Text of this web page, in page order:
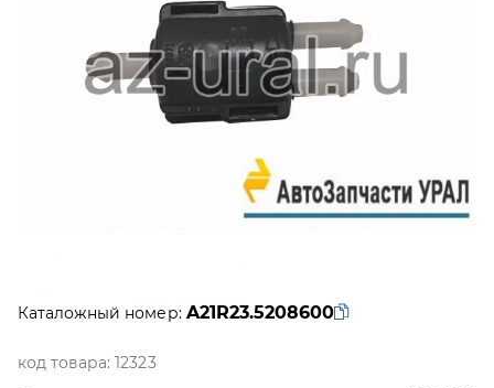
Каталожный номер: A21R23.5208600
код товара: 12323